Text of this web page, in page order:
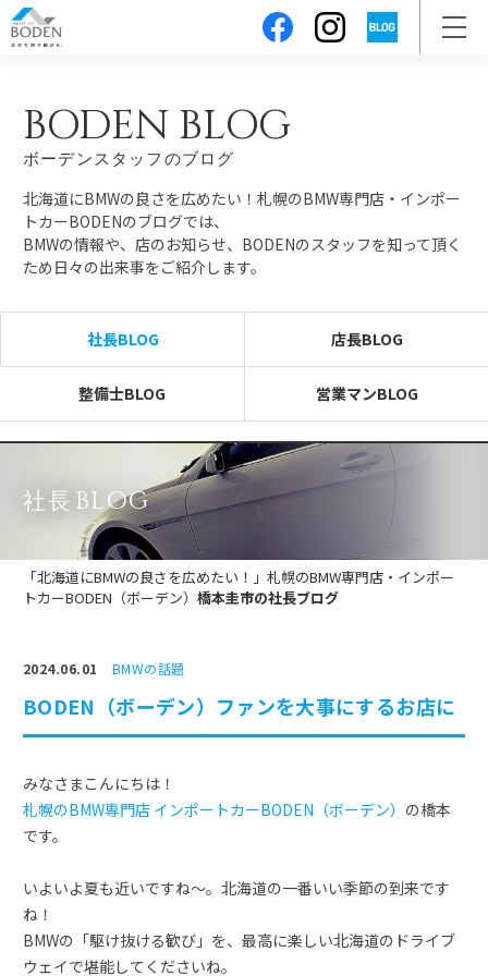
BODEN BLOG
ボーデンスタッフのブログ
北海道にBMWの良さを広めたい！札幌のBMW専門店・インポー
トカーBODENのブログでは、
BMWの情報や、店のお知らせ、BODENのスタッフを知って頂く
ため日々の出来事をご紹介します。
社長BLOG 店長BLOG
整備士BLOG 営業マンBLOG
社長 BLOG
「北海道にBMWの良さを広めたい！」札幌のBMW専門店・インポー
トカーBODEN（ボーデン） 橋本圭市の社長ブログ
2024.06.01 BMWの話題
BODEN（ボーデン）ファンを大事にするお店に
みなさまこんにちは！
札幌のBMW専門店 インポートカーBODEN（ボーデン） の橋本
です。
いよいよ夏も近いですね～。北海道の一番いい季節の到来です
ね！
BMWの「駆け抜ける歓び」を、最高に楽しい北海道のドライブ
ウェイで堪能してくださいね。